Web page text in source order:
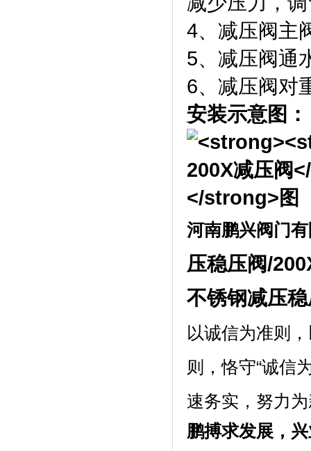
4、减压阀主
5、减压阀通
6、减压阀对
安装示意图：
河南鹏兴阀门
压稳压阀/
不锈钢减压
以诚信为准则
则，恪守“诚信
速务实，努力
鹏搏求发展，